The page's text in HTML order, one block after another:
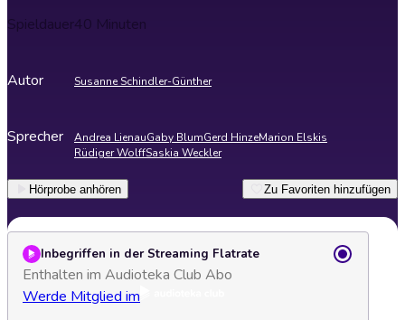
Spieldauer40 Minuten
Autor Susanne Schindler-Günther
Sprecher Andrea LienauGaby BlumGerd HinzeMarion Elskis
Rüdiger WolffSaskia Weckler
Hörprobe anhören Zu Favoriten hinzufügen
Inbegriffen in der Streaming Flatrate
Enthalten im Audioteka Club Abo
Werde Mitglied im